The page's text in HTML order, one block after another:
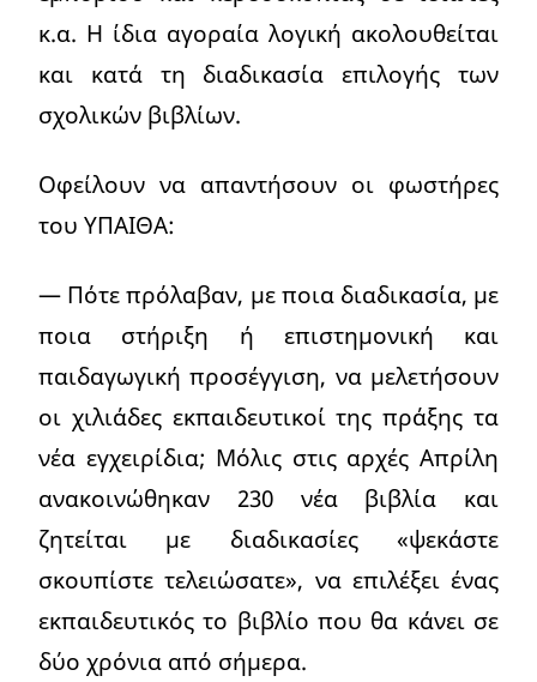
κ.α. Η ίδια αγοραία λογική ακολουθείται
και κατά τη διαδικασία επιλογής των
σχολικών βιβλίων.
Οφείλουν να απαντήσουν οι φωστήρες
του ΥΠΑΙΘΑ:
— Πότε πρόλαβαν, με ποια διαδικασία, με
ποια στήριξη ή επιστημονική και
παιδαγωγική προσέγγιση, να μελετήσουν
οι χιλιάδες εκπαιδευτικοί της πράξης τα
νέα εγχειρίδια; Μόλις στις αρχές Απρίλη
ανακοινώθηκαν 230 νέα βιβλία και
ζητείται με διαδικασίες «ψεκάστε
σκουπίστε τελειώσατε», να επιλέξει ένας
εκπαιδευτικός το βιβλίο που θα κάνει σε
δύο χρόνια από σήμερα.